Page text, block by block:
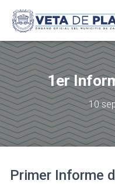
1er
10
Primer Informe